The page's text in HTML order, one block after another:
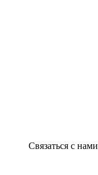
Связаться с нами